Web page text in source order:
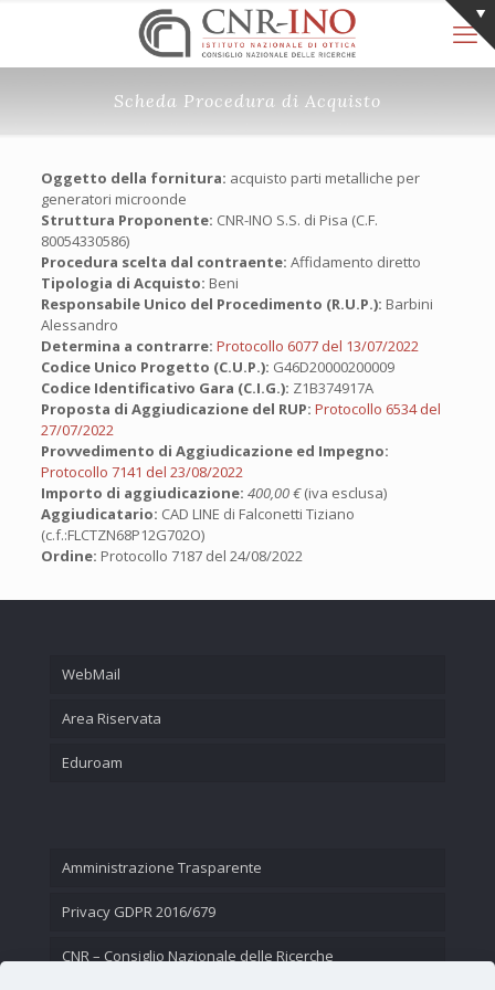
Scheda Procedura di Acquisto
Oggetto della fornitura: acquisto parti metalliche per
generatori microonde
Struttura Proponente: CNR-INO S.S. di Pisa (C.F.
80054330586)
Procedura scelta dal contraente: Affidamento diretto
Tipologia di Acquisto: Beni
Responsabile Unico del Procedimento (R.U.P.): Barbini
Alessandro
Determina a contrarre: Protocollo 6077 del 13/07/2022
Codice Unico Progetto (C.U.P.): G46D20000200009
Codice Identificativo Gara (C.I.G.): Z1B374917A
Proposta di Aggiudicazione del RUP: Protocollo 6534 del
27/07/2022
Provvedimento di Aggiudicazione ed Impegno:
Protocollo 7141 del 23/08/2022
Importo di aggiudicazione: 400,00 €(iva esclusa)
Aggiudicatario: CAD LINE di Falconetti Tiziano
(c.f.:FLCTZN68P12G702O)
Ordine: Protocollo 7187 del 24/08/2022
WebMail
Area Riservata
Eduroam
Amministrazione Trasparente
Privacy GDPR 2016/679
CNR – Consiglio Nazionale delle Ricerche